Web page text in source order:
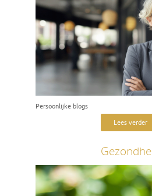
Persoonlijke blogs
Lees verder